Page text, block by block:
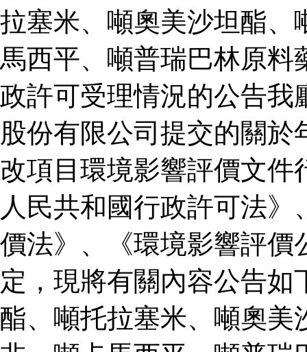
拉塞米、噸奧美沙坦酯、
馬西平、噸普瑞巴林原料
政許可受理情況的公告我
股份有限公司提交的關
改項目環境影響評價文件
人民共和國行政許可法
價法》、《環境影響評價
定，現將有關內容公告
酯、噸托拉塞米、噸奧美